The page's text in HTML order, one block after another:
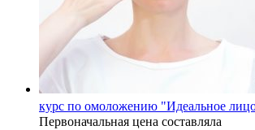
курс по омоложению "Идеальное
Первоначальная цена составляла